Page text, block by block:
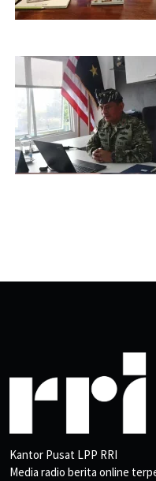
Kantor Pusat LPP RRI
Media radio berita online